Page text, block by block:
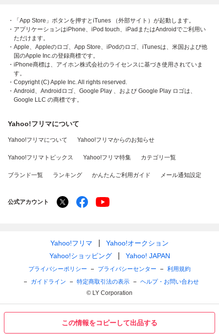
この情報をコピーして出品する
・「App Store」ボタンを押すとiTunes （外部サイト）が起動します。
・アプリケーションはiPhone、iPod touch、iPadまたはAndroidでご利用い
ただけます。
・Apple、Appleのロゴ、App Store、iPodのロゴ、iTunesは、米国および他
国のApple Inc.の登録商標です。
・iPhone商標は、アイホン株式会社のライセンスに基づき使用されていま
す。
・Copyright (C) Apple Inc. All rights reserved.
・Android、Androidロゴ、Google Play 、および Google Play ロゴは、
Google LLC の商標です。
Yahoo!フリマについて
Yahoo!フリマについて Yahoo!フリマからのお知らせ
Yahoo!フリマトピックス Yahoo!フリマ特集 カテゴリ一覧
ブランド一覧 ランキング かんたんご利用ガイド メール通知設定
公式アカウント
Yahoo!フリマ
Yahoo!オークション
Yahoo!ショッピング
Yahoo! JAPAN
プライバシーポリシー プライバシーセンター
利用規約
ガイドライン
特定商取引法の表示
ヘルプ・お問い合わせ
© LY Corporation